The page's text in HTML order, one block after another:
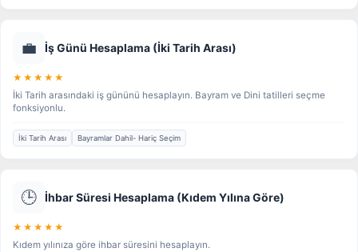
💼 İş Günü Hesaplama (İki Tarih Arası)
★★★★★
İki Tarih arasındaki iş gününü hesaplayın. Bayram ve Dini tatilleri seçme
fonksiyonlu.
İki Tarih Arası Bayramlar Dahil- Hariç Seçim
🕒 İhbar Süresi Hesaplama (Kıdem Yılına Göre)
★★★★★
Kıdem yılınıza göre ihbar süresini hesaplayın.